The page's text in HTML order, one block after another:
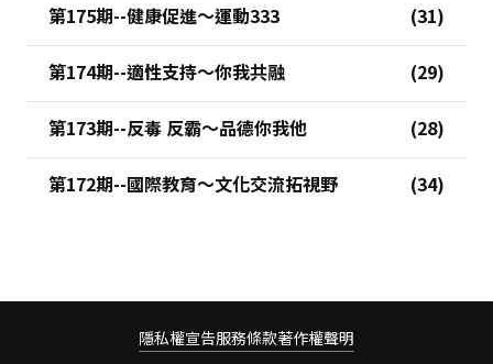
第175期--健康促進～運動333
第174期--適性支持～你我共融
第173期--反毒 反霸～品德你我他
第172期--國際教育～文化交流拓視野
隱私權宣告服務條款著作權聲明